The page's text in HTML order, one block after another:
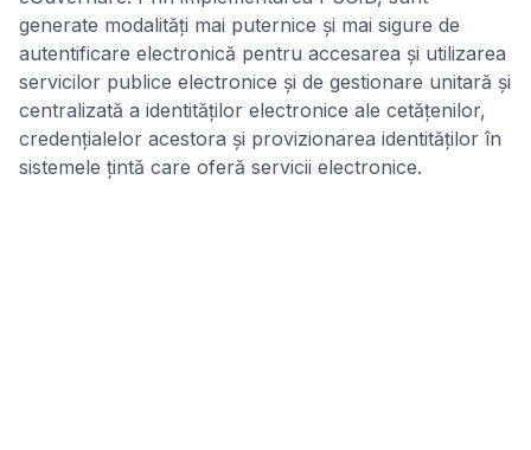
generate modalități mai puternice și mai sigure de
autentificare electronică pentru accesarea și utilizarea
servicilor publice electronice și de gestionare unitară și
centralizată a identităților electronice ale cetățenilor,
credențialelor acestora și provizionarea identităților în
sistemele țintă care oferă servicii electronice.